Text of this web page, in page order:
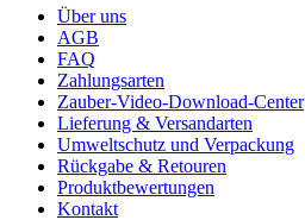
Über uns
AGB
FAQ
Zahlungsarten
Zauber-Video-Download-Center
Lieferung & Versandarten
Umweltschutz und Verpackung
Rückgabe & Retouren
Produktbewertungen
Kontakt